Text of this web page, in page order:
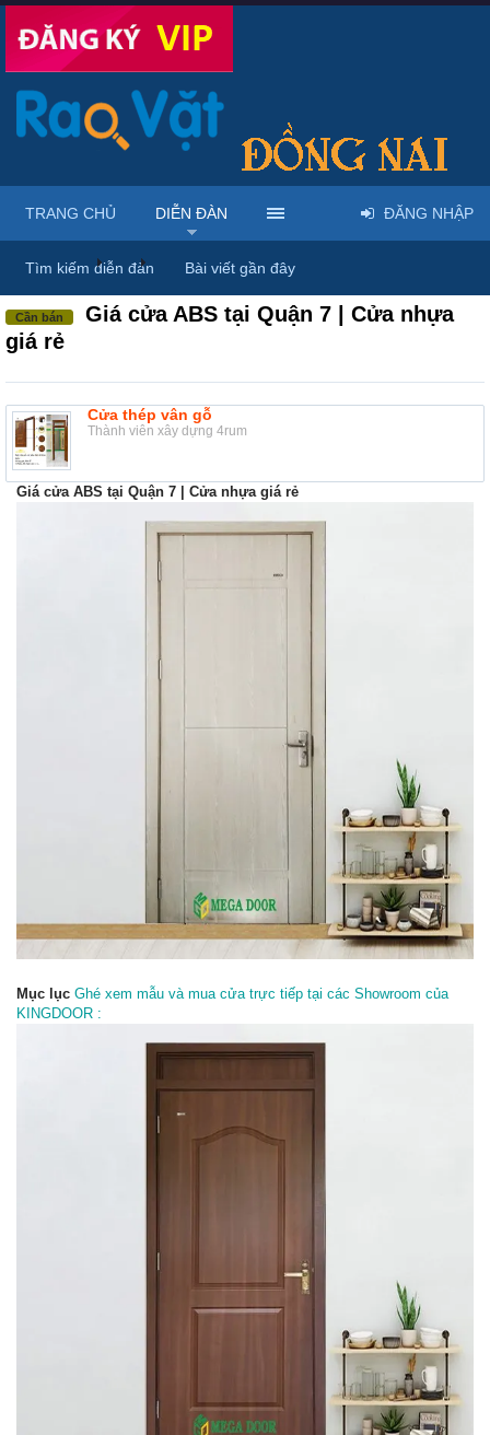
Diễn đàn ... Nội thất & Ngoại thất
Cần bán
Giá cửa ABS tại Quận 7 | Cửa nhựa
giá rẻ
Cửa thép vân gỗ
Thành viên xây dựng 4rum
Giá cửa ABS tại Quận 7 | Cửa nhựa giá rẻ
Mục lục Ghé xem mẫu và mua cửa trực tiếp tại các Showroom của
KINGDOOR :
TRANG CHỦ DIỄN ĐÀN
Tìm kiếm diễn đàn Bài viết gần đây
ĐĂNG NHẬP